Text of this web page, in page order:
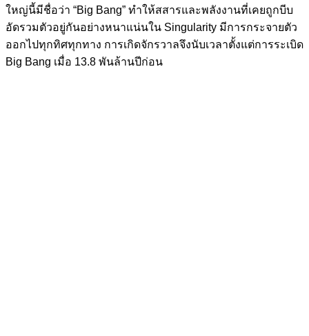
ใหญ่นี้มีชื่อว่า “Big Bang” ทำให้สสารและพลังงานที่เคยถูกบีบ
อัดรวมตัวอยู่กันอย่างหนาแน่นใน Singularity มีการกระจายตัว
ออกไปทุกทิศทุกทาง การเกิดจักรวาลจึงนับเวลาตั้งแต่การระเบิด
Big Bang เมื่อ 13.8 พันล้านปีก่อน